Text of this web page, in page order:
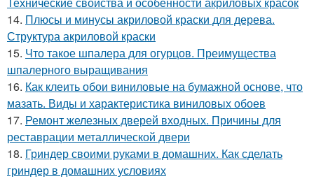
14. Плюсы и минусы акриловой краски для дерева.
Структура акриловой краски
15. Что такое шпалера для огурцов. Преимущества
шпалерного выращивания
16. Как клеить обои виниловые на бумажной основе, что
мазать. Виды и характеристика виниловых обоев
17. Ремонт железных дверей входных. Причины для
реставрации металлической двери
18. Гриндер своими руками в домашних. Как сделать
гриндер в домашних условиях